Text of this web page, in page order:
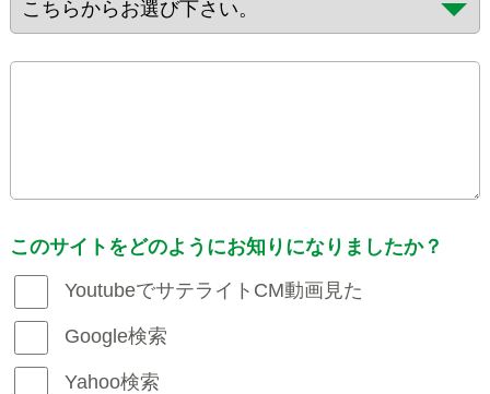
このサイトをどのようにお知りになりましたか？
YoutubeでサテライトCM動画見た
Google検索
Yahoo検索